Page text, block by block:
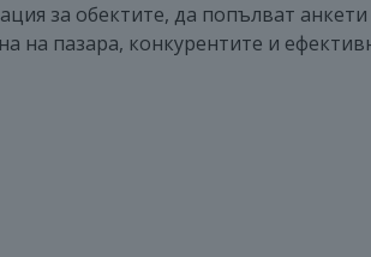
за обектите, да попълват
на пазара, конкурентите и